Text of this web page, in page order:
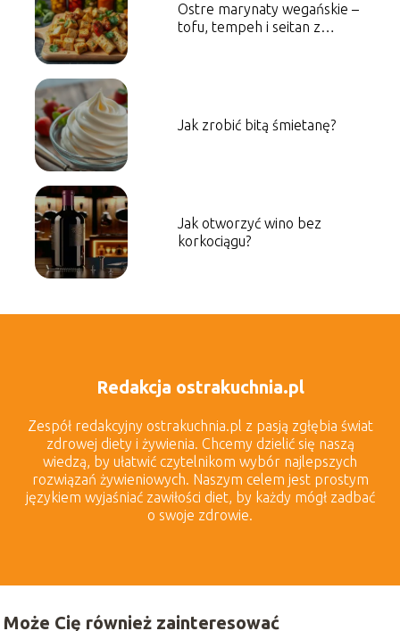
Ostre marynaty wegańskie –
tofu, tempeh i seitan z
Jak zrobić bitą śmietanę?
Jak otworzyć wino bez
korkociągu?
Redakcja ostrakuchnia.pl
Zespół redakcyjny ostrakuchnia.pl z pasją zgłębia świat
zdrowej diety i żywienia. Chcemy dzielić się naszą
wiedzą, by ułatwić czytelnikom wybór najlepszych
rozwiązań żywieniowych. Naszym celem jest prostym
językiem wyjaśniać zawiłości diet, by każdy mógł zadbać
o swoje zdrowie.
Może Cię również zainteresować